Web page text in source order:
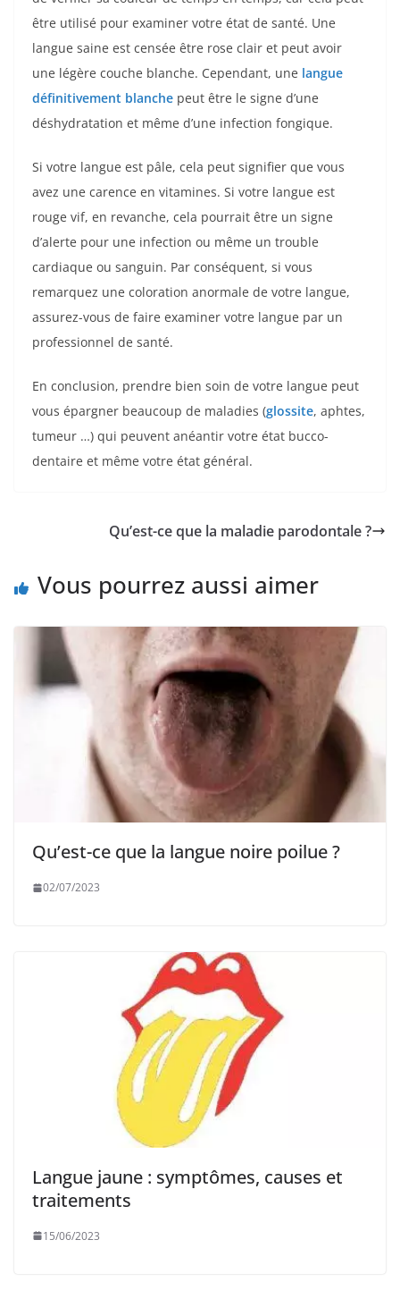
être utilisé pour examiner votre état de santé. Une
langue saine est censée être rose clair et peut avoir
une légère couche blanche. Cependant, une langue
définitivement blanche peut être le signe d’une
déshydratation et même d’une infection fongique.
Si votre langue est pâle, cela peut signifier que vous
avez une carence en vitamines. Si votre langue est
rouge vif, en revanche, cela pourrait être un signe
d’alerte pour une infection ou même un trouble
cardiaque ou sanguin. Par conséquent, si vous
remarquez une coloration anormale de votre langue,
assurez-vous de faire examiner votre langue par un
professionnel de santé.
En conclusion, prendre bien soin de votre langue peut
vous épargner beaucoup de maladies (glossite, aphtes,
tumeur …) qui peuvent anéantir votre état bucco-
dentaire et même votre état général.
Qu’est-ce que la maladie parodontale ?
Vous pourrez aussi aimer
Qu’est-ce que la langue noire poilue ?
02/07/2023
Langue jaune : symptômes, causes et
traitements
15/06/2023